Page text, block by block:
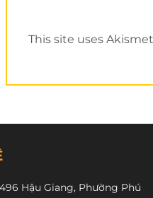
CSKH:
This site uses
496 Hậu Giang, Phường Phú